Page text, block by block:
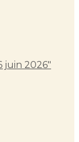
juin 2026"